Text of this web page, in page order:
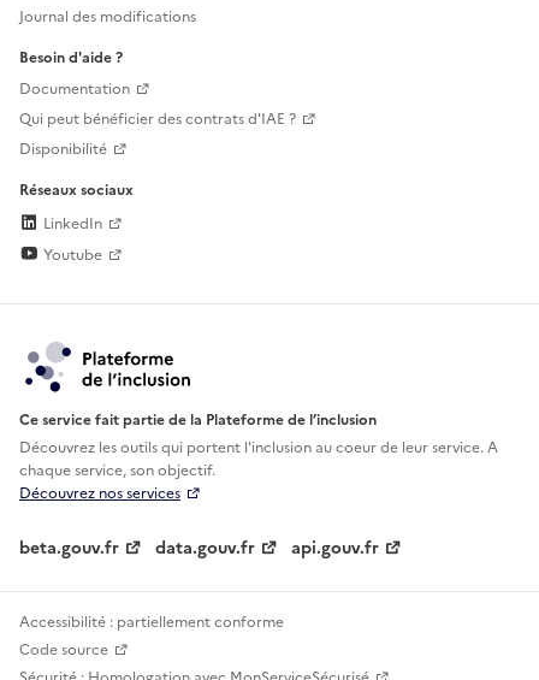
Journal des modifications
Besoin d'aide ?
Documentation
Qui peut bénéficier des contrats d'IAE ?
Disponibilité
Réseaux sociaux
LinkedIn
Youtube
Ce service fait partie de la Plateforme de l’inclusion
Découvrez les outils qui portent l'inclusion aucoeur de leur service. A
chaque service, son objectif.
Découvrez nos services
beta.gouv.fr data.gouv.fr api.gouv.fr
Accessibilité : partiellement conforme
Code source